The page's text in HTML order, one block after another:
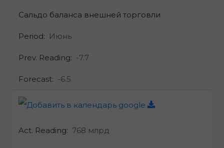
Сальдо баланса внешней торговли
Period: Июнь
Prev. Reading: -7.7
Forecast: -6.5
Act. Reading: 768 млрд